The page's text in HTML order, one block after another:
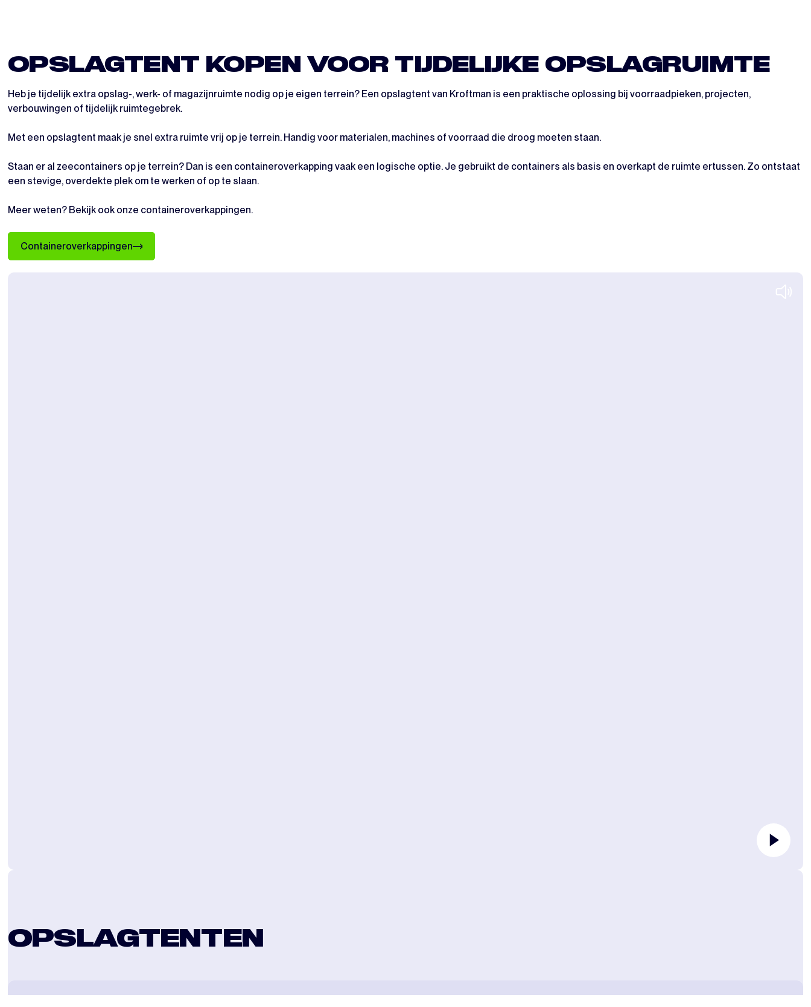
OPSLAGTENT KOPEN VOOR TIJDELIJKE OPSLAGRUIMTE
Heb je tijdelijk extra opslag-, werk- of magazijnruimte nodig op je eigen terrein? Een opslagtent van Kroftman is een praktische oplossing bij voorraadpieken, projecten,
verbouwingen of tijdelijk ruimtegebrek.
Met een opslagtent maak je snel extra ruimte vrij op je terrein. Handig voor materialen, machines of voorraad die droog moeten staan.
Staan er al zeecontainers op je terrein? Dan is een containeroverkapping vaak een logische optie. Je gebruikt de containers als basis en overkapt de ruimte ertussen. Zo ontstaat
een stevige, overdekte plek om te werken of op te slaan.
Meer weten? Bekijk ook onze containeroverkappingen.
Containeroverkappingen
OPSLAGTENTEN